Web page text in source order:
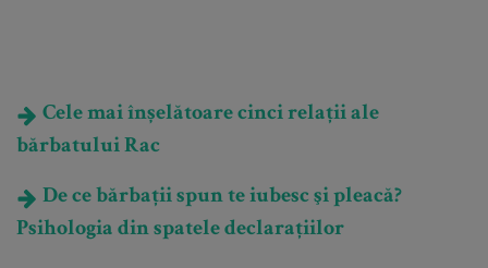
Cele mai înșelătoare cinci relații ale
bărbatului Rac
De ce bărbații spun te iubesc şi pleacă?
Psihologia din spatele declarațiilor